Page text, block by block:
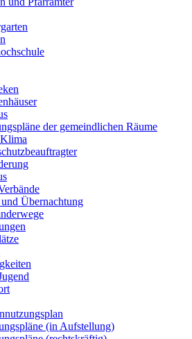
der gemeindlichen Räume
Übernachtung
(in Aufstellung)